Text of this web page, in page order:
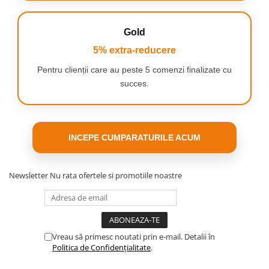
Funcții inteligente pentru o
rutină de periaj mai bună cu
Oral-B iO Series 2 Black
Cronometrul încorporat de 2 minute al periuței de dinți
Gold
5% extra-reducere
Pentru clienții care au peste 5 comenzi finalizate cu
succes.
INCEPE CUMPARATURILE ACUM
Newsletter Nu rata ofertele si promotiile noastre
Vreau să primesc noutati prin e-mail. Detalii în
Politica de Confidențialitate.